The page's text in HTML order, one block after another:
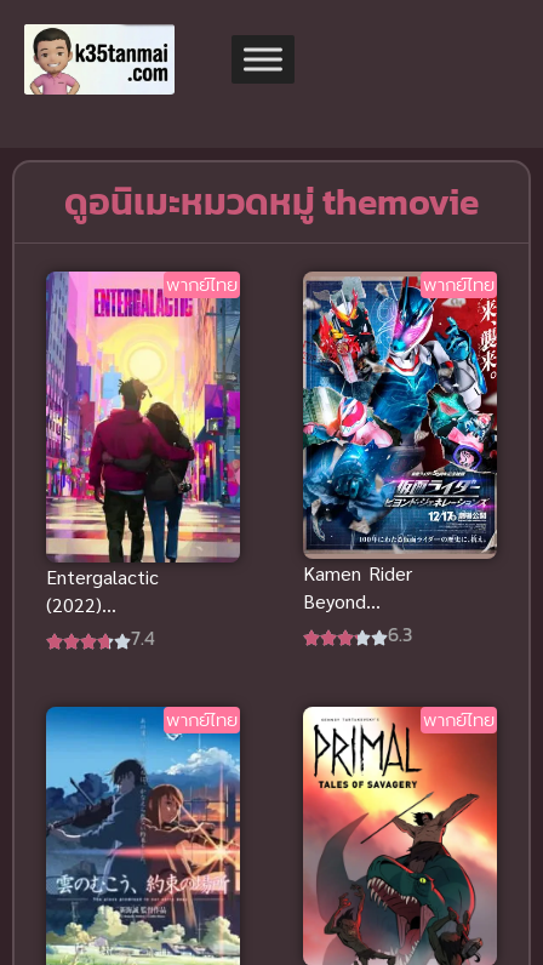
ดูอนิเมะหมวดหมู่ themovie
พากย์ไทย
Entergalactic
(2022)
อินเตอร์กาแล
ไลน์
7.4
พากย์ไทย
Kamen Rider
Beyond
Generations
ไลน์
6.3
พากย์ไทย พากย์ไทย